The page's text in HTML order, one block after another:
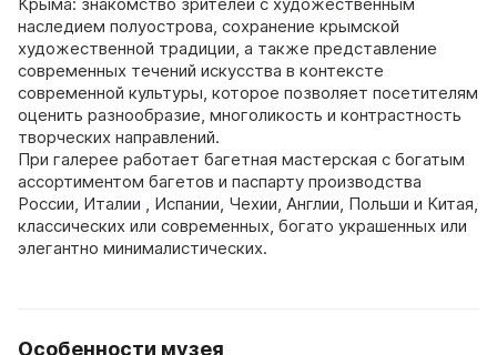
наследием полуострова, сохранение крымской
художественной традиции, а также представление
современных течений искусства в контексте
современной культуры, которое позволяет посетителям
оценить разнообразие, многоликость и контрастность
творческих направлений.
При галерее работает багетная мастерская с богатым
ассортиментом багетов и паспарту производства
России, Италии , Испании, Чехии, Англии, Польши и Китая,
классических или современных, богато украшенных или
элегантно минималистических.
Особенности музея